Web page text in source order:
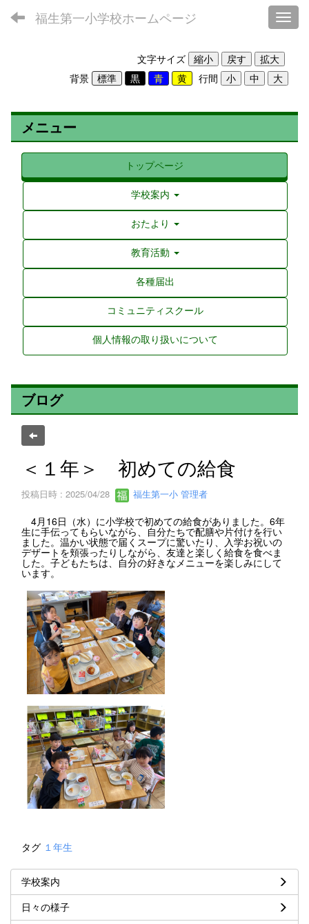
福生第一小学校ホームページ
文字サイズ
背景
行間
メニュー
トップページ
学校案内
おたより
教育活動
各種届出
コミュニティスクール
個人情報の取り扱いについて
ブログ
＜１年＞ 初めての給食
投稿日時 : 2025/04/28 福生第一小 管理者
4月16日（水）に小学校で初めての給食がありました。6年
生に手伝ってもらいながら、自分たちで配膳や片付けを行い
ました。温かい状態で届くスープに驚いたり、入学お祝いの
デザートを頬張ったりしながら、友達と楽しく給食を食べま
した。子どもたちは、自分の好きなメニューを楽しみにして
います。
タグ １年生
学校案内
日々の様子